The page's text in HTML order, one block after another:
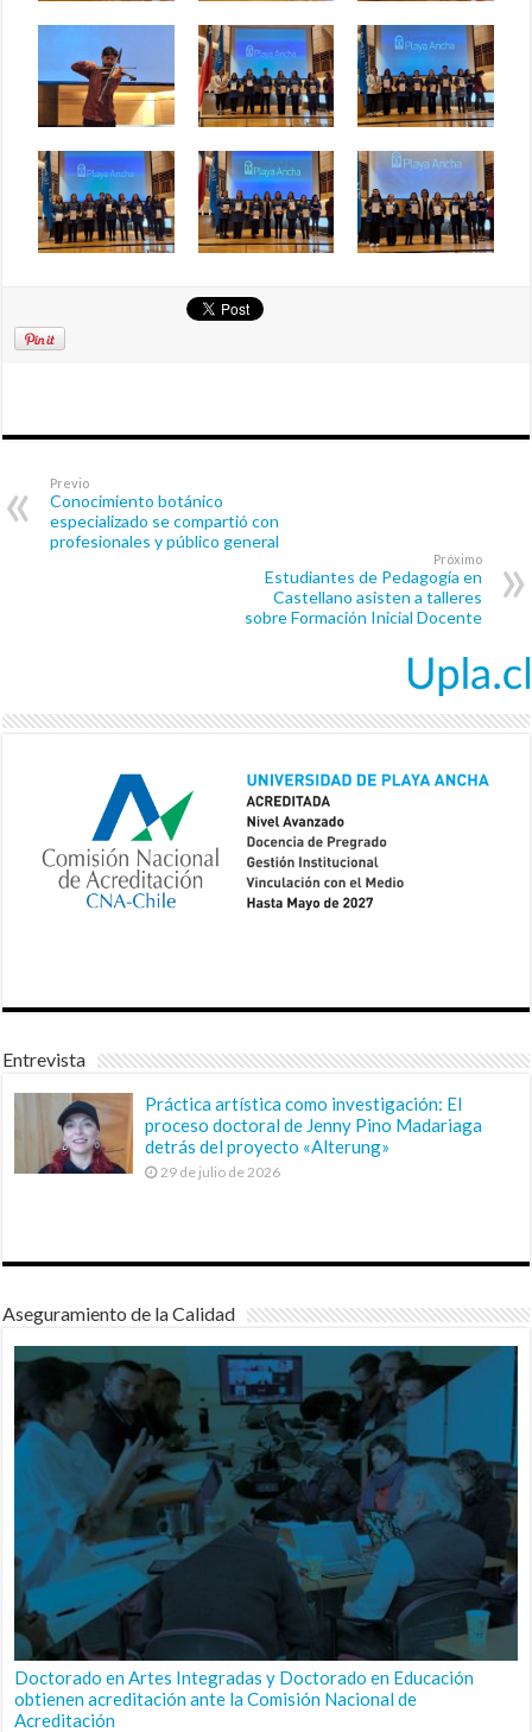
Previo
Conocimiento botánico
especializado se compartió con
profesionales y público general
Próximo
Estudiantes de Pedagogía en
Castellano asisten a talleres
sobre Formación Inicial Docente
Entrevista
Práctica artística como investigación: El
proceso doctoral de Jenny Pino Madariaga
detrás del proyecto «Alterung»
29 de julio de 2026
Aseguramiento de la Calidad
Doctorado en Artes Integradas y Doctorado en Educación
obtienen acreditación ante la Comisión Nacional de
Acreditación